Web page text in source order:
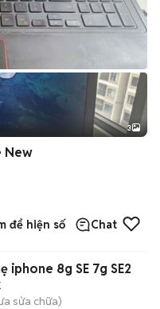
3
New
để hiện số Chat
iphone 8g SE 7g SE2
sửa chữa)